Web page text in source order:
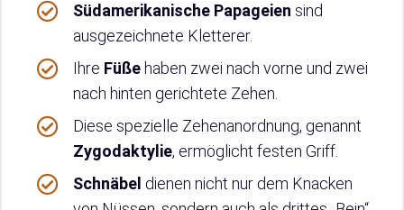
Südamerikanische Papageien sind
ausgezeichnete Kletterer.
Ihre Füße haben zwei nach vorne und zwei
nach hinten gerichtete Zehen.
Diese spezielle Zehenanordnung, genannt
Zygodaktylie, ermöglicht festen Griff.
Schnäbel dienen nicht nur dem Knacken